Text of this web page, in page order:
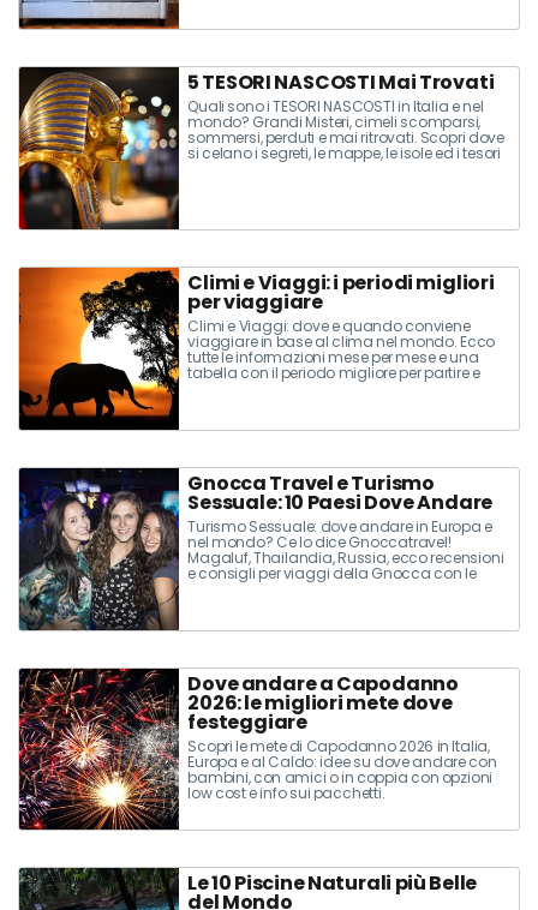
5 TESORI NASCOSTI Mai Trovati
Quali sono i TESORI NASCOSTI in Italia e nel
mondo? Grandi Misteri, cimeli scomparsi,
sommersi, perduti e mai ritrovati. Scopri dove
si celano i segreti, le mappe, le isole ed i tesori
dei pirati. Tra storia e leggenda, ecco i più
Climi e Viaggi: i periodi migliori
per viaggiare
Climi e Viaggi: dove e quando conviene
viaggiare in base al clima nel mondo. Ecco
tutte le informazioni mese per mese e una
tabella con il periodo migliore per partire e
quello da evitare per ogni destinazione
Gnocca Travel e Turismo
Sessuale: 10 Paesi Dove Andare
Turismo Sessuale: dove andare in Europa e
nel mondo? Ce lo dice Gnoccatravel!
Magaluf, Thailandia, Russia, ecco recensioni
e consigli per viaggi della Gnocca con le
mete principali per vacanze sessuali
Dove andare a Capodanno
2026: le migliori mete dove
festeggiare
Scopri le mete di Capodanno 2026 in Italia,
Europa e al Caldo: idee su dove andare con
bambini, con amici o in coppia con opzioni
low cost e info sui pacchetti.
Le 10 Piscine Naturali più Belle
del Mondo